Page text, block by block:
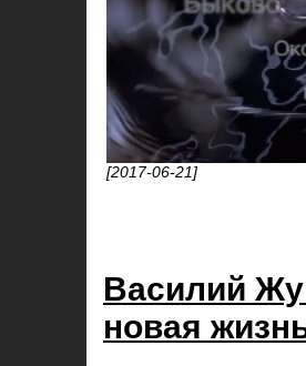
[2017-06-21]
Василий
новая